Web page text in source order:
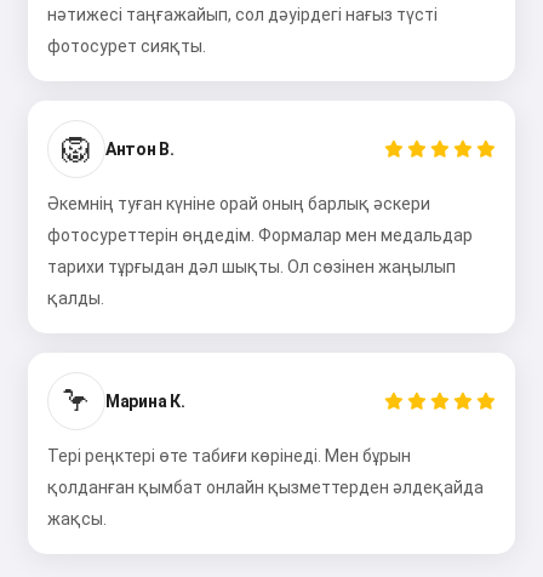
нәтижесі таңғажайып, сол дәуірдегі нағыз түсті
фотосурет сияқты.
🦁 Антон В.
Әкемнің туған күніне орай оның барлық әскери
фотосуреттерін өңдедім. Формалар мен медальдар
тарихи тұрғыдан дәл шықты. Ол сөзінен жаңылып
қалды.
🦩 Марина К.
Тері реңктері өте табиғи көрінеді. Мен бұрын
қолданған қымбат онлайн қызметтерден әлдеқайда
жақсы.